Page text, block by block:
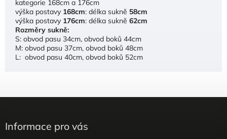
kategorie 168cm a 176cm
výška postavy 168cm: délka sukně 58cm
výška postavy 176cm: délka sukně 62cm
Rozměry sukně:
S: obvod pasu 34cm, obvod boků 44cm
M: obvod pasu 37cm, obvod boků 48cm
L: obvod pasu 40cm, obvod boků 52cm
Informace pro vás